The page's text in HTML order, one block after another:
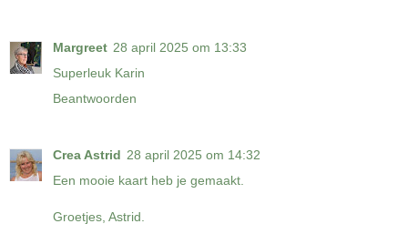
Margreet 28 april 2025 om 13:33
Superleuk Karin
Beantwoorden
Crea Astrid 28 april 2025 om 14:32
Een mooie kaart heb je gemaakt.
Groetjes, Astrid.